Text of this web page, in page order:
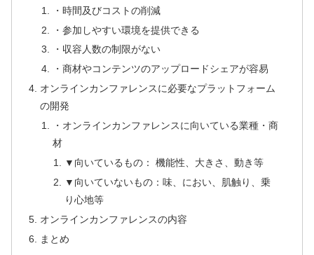
・時間及びコストの削減
・参加しやすい環境を提供できる
・収容人数の制限がない
・商材やコンテンツのアップロードシェアが容易
オンラインカンファレンスに必要なプラットフォーム
の開発
・オンラインカンファレンスに向いている業種・商
材
▼向いているもの： 機能性、大きさ、動き等
▼向いていないもの：味、におい、肌触り、乗
り心地等
オンラインカンファレンスの内容
まとめ